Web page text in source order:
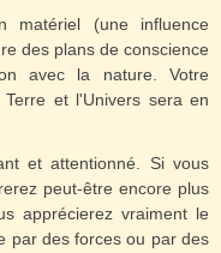
matériel (une influence
des plans de conscience
avec la nature. Votre
et l'Univers sera en
et attentionné. Si vous
peut-être encore plus
apprécierez vraiment le
par des forces ou par des